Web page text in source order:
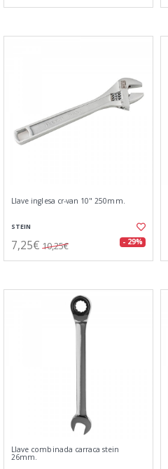
Llave inglesa cr-van 10" 250mm.
STEIN
7,25€ 10,25€ - 29%
Llave combinada carraca stein
26mm.